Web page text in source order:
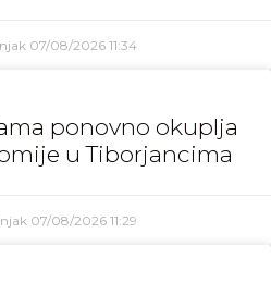
07/08/2026 11:34
ponovno okuplja
u Tiborjancima
07/08/2026 11:29